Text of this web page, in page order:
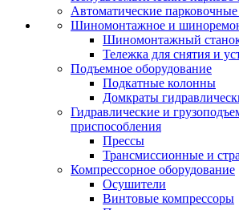
Автоматические
Шиномонтажное и
Шиномонтажный
Тележка для снятия и
Подъемное оборудование
Подкатные колонны
Домкраты
Гидравлические и
приспособления
Прессы
Трансмиссионные и
Компрессорное оборудование
Осушители
Винтовые компрессоры